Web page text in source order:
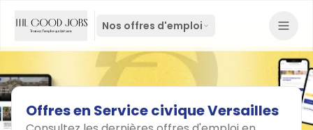
Nos offres d'emploi
Offresen ServiceciviqueVersailles